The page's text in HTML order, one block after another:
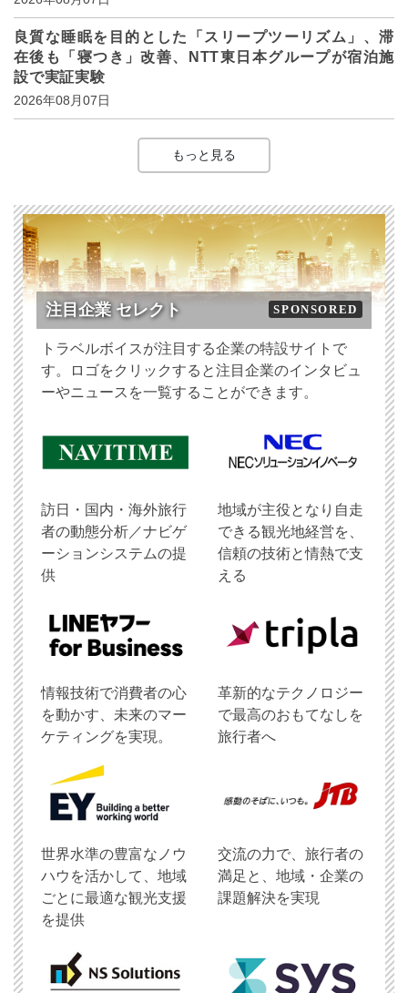
良質な睡眠を目的とした「スリープツーリズム」、滞
在後も「寝つき」改善、NTT東日本グループが宿泊施
設で実証実験
2026年08月07日
もっと見る
注目企業 セレクト SPONSORED
トラベルボイスが注目する企業の特設サイトで
す。ロゴをクリックすると注目企業のインタビュ
ーやニュースを一覧することができます。
訪日・国内・海外旅行
者の動態分析／ナビゲ
ーションシステムの提
供
地域が主役となり自走
できる観光地経営を、
信頼の技術と情熱で支
える
情報技術で消費者の心
を動かす、未来のマー
ケティングを実現。
革新的なテクノロジー
で最高のおもてなしを
旅行者へ
世界水準の豊富なノウ
ハウを活かして、地域
ごとに最適な観光支援
を提供
交流の力で、旅行者の
満足と、地域・企業の
課題解決を実現